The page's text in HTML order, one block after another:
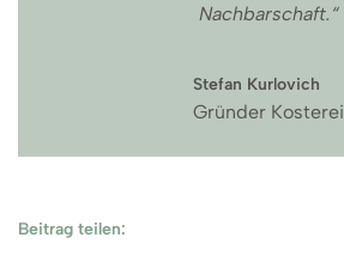
Nachbarschaft.“
Stefan Kurlovich
Gründer Kosterei
Beitrag teilen: